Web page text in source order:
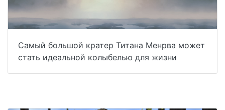
Самый большой кратер Титана Менрва может
стать идеальной колыбелью для жизни